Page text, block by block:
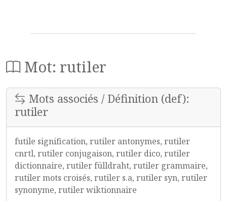
Mot: rutiler
Mots associés / Définition (def):
rutiler
futile signification, rutiler antonymes, rutiler
cnrtl, rutiler conjugaison, rutiler dico, rutiler
dictionnaire, rutiler fülldraht, rutiler grammaire,
rutiler mots croisés, rutiler s.a, rutiler syn, rutiler
synonyme, rutiler wiktionnaire